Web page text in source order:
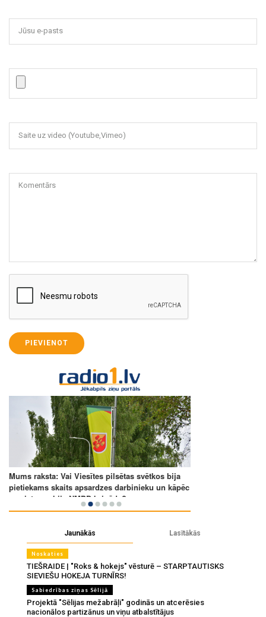
Jūsu e-pasts
Saite uz video (Youtube,Vimeo)
Komentārs
PIEVIENOT
Jaunākās Lasītākās
Noskaties
TIEŠRAIDE | "Roks & hokejs" vēsturē – STARPTAUTISKS
SIEVIEŠU HOKEJA TURNĪRS!
Sabiedrības ziņas Sēlijā
Projektā "Sēlijas mežabrāļi" godinās un atcerēsies
nacionālos partizānus un viņu atbalstītājus